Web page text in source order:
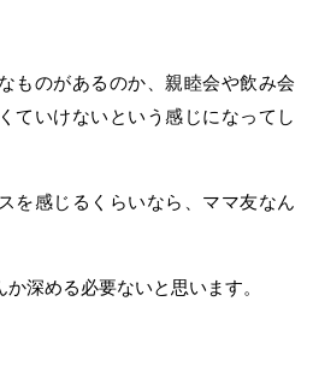
ものがあるのか、親睦会や飲み会
ていけないという感じになってし
を感じるくらいなら、ママ友なん
深める必要ないと思います。